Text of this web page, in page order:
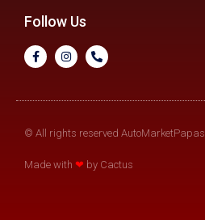
Follow Us
© All rights reserved AutoMarketPapas
Made with ❤ by Cactus​​